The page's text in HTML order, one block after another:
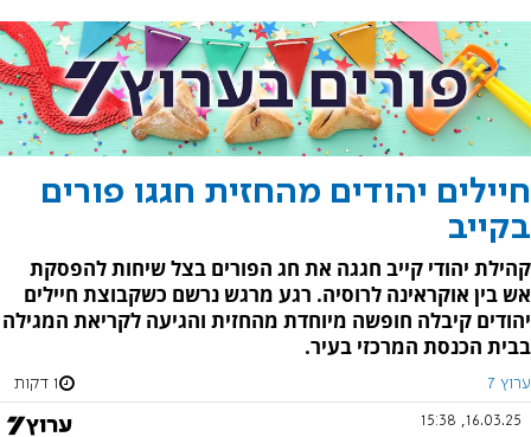
חיילים יהודים מהחזית חגגו פורים
בקייב
קהילת יהודי קייב חגגה את חג הפורים בצל שיחות להפסקת
אש בין אוקראינה לרוסיה. רגע מרגש נרשם כשקבוצת חיילים
יהודים קיבלה חופשה מיוחדת מהחזית והגיעה לקריאת המגילה
בבית הכנסת המרכזי בעיר.
ערוץ 7 1 דקות
16.03.25, 15:38